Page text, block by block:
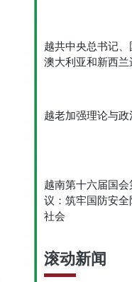
越共中央总书记
澳大利亚和新西
越老加强理论与
越南第十六届国
议：筑牢国防安
社会
滚动新闻